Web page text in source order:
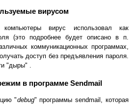
вирусом
вирус использовал как
(это подробнее будет описано в п.
коммуникационных программах,
доступ без предъявления пароля.
"дыры" .
в программе Sendmail
"debug" программы sendmail, которая